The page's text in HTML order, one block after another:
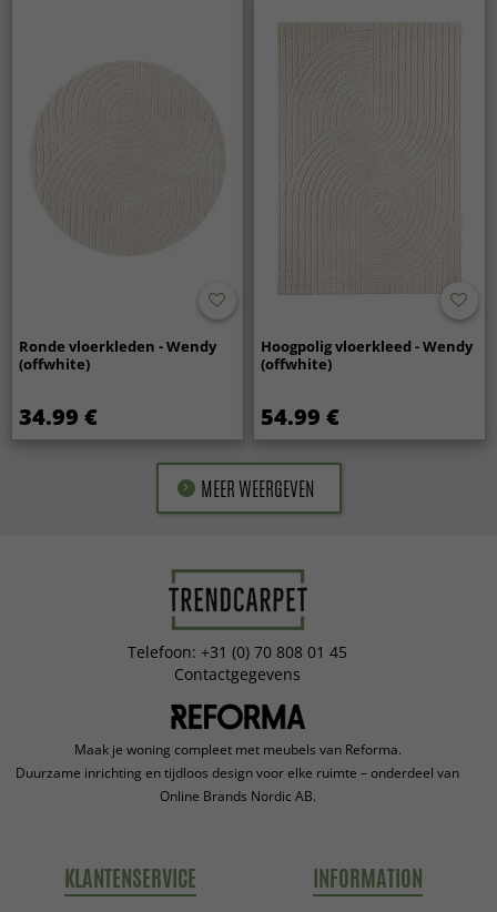
Ronde vloerkleden - Wendy
(offwhite)
34.99 €
Hoogpolig vloerkleed - Wendy
(offwhite)
54.99 €
MEER WEERGEVEN
Telefoon: +31 (0) 70 808 01 45
Contactgegevens
Maak je woning compleet met meubels van Reforma.
Duurzame inrichting en tijdloos design voor elke ruimte – onderdeel van
Online Brands Nordic AB.
KLANTENSERVICE INFORMATION